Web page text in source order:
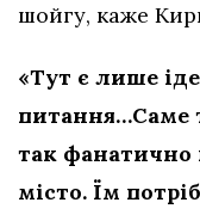
шойгу, каже
«Тут є лише
питання…Саме
так фанатично
місто. Їм